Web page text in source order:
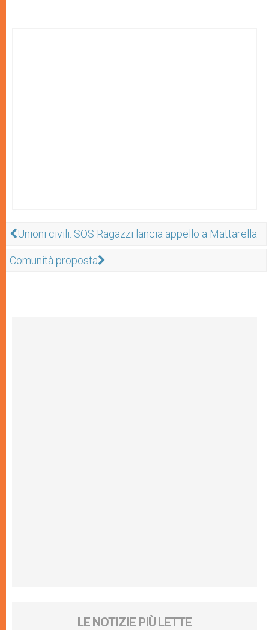
Unioni civili: SOS Ragazzi lancia appello a Mattarella
Comunità proposta
LE NOTIZIE PIÙ LETTE